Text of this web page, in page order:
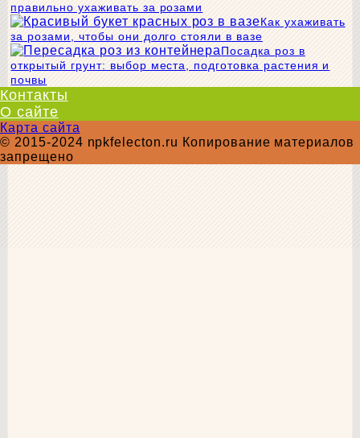
правильно ухаживать за розами
Как ухаживать
за розами, чтобы они долго стояли в вазе
Посадка роз в
открытый грунт: выбор места, подготовка растения и
почвы
Контакты
О сайте
Карта сайта
© 2015-2024 npkfelecton.ru Копирование материалов
запрещено